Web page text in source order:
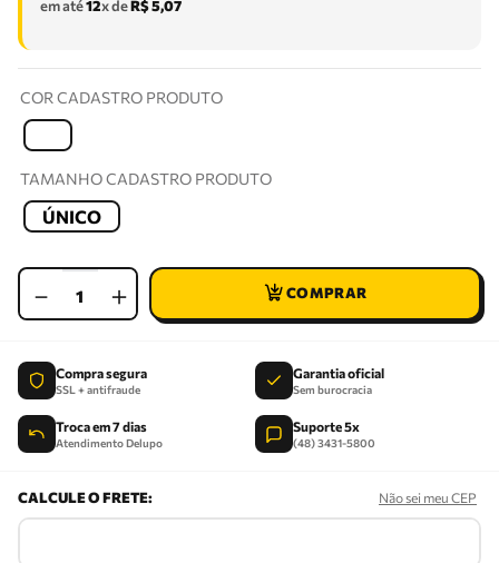
em até12x deR$5,07
COR CADASTRO PRODUTO
TAMANHO CADASTRO PRODUTO
ÚNICO
＋
－
Compra segura
SSL + antifraude
Garantia oficial
Sem burocracia
Troca em 7 dias
Atendimento Delupo
Suporte 5x
(48) 3431-5800
Não sei meu CEP